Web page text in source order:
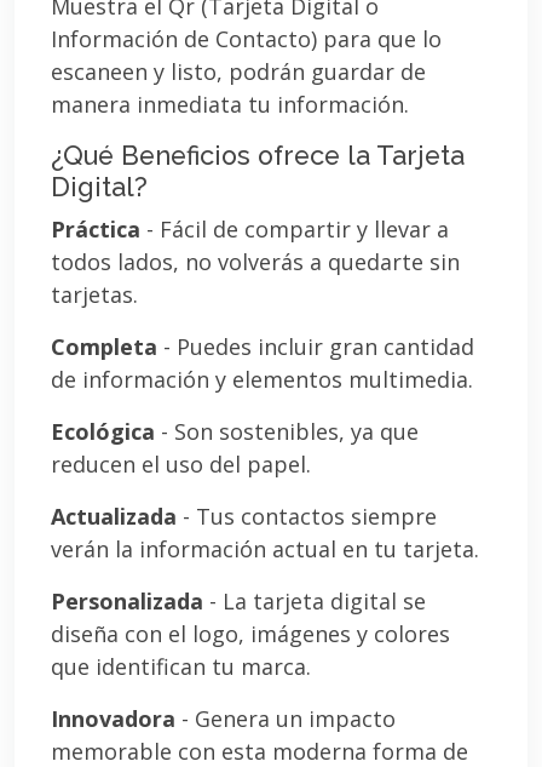
Muestra el Qr (Tarjeta Digital o
Información de Contacto) para que lo
escaneen y listo, podrán guardar de
manera inmediata tu información.
¿Qué Beneficios ofrece la Tarjeta
Digital?
Práctica - Fácil de compartir y llevar a
todos lados, no volverás a quedarte sin
tarjetas.
Completa - Puedes incluir gran cantidad
de información y elementos multimedia.
Ecológica - Son sostenibles, ya que
reducen el uso del papel.
Actualizada - Tus contactos siempre
verán la información actual en tu tarjeta.
Personalizada - La tarjeta digital se
diseña con el logo, imágenes y colores
que identifican tu marca.
Innovadora - Genera un impacto
memorable con esta moderna forma de